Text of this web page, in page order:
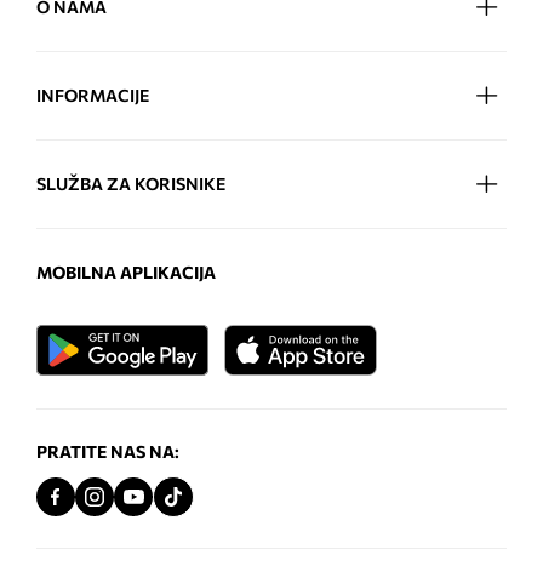
O NAMA
INFORMACIJE
SLUŽBA ZA KORISNIKE
MOBILNA APLIKACIJA
PRATITE NAS NA: